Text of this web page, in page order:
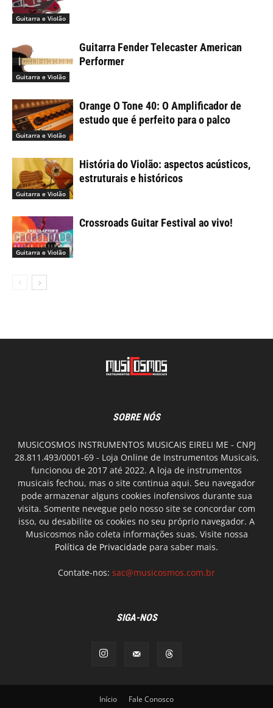
Guitarra e Violão
Guitarra e Violão
Guitarra Fender Telecaster American
Performer
Guitarra e Violão
Orange O Tone 40: O Amplificador de
estudo que é perfeito para o palco
Guitarra e Violão
História do Violão: aspectos acústicos,
estruturais e históricos
Guitarra e Violão
Crossroads Guitar Festival ao vivo!
SOBRE NÓS
MUSICOSMOS INSTRUMENTOS MUSICAIS EIRELI ME - CNPJ
28.811.493/0001-69 - Loja Online de Instrumentos Musicais,
funcionou de 2017 até 2022. A loja de instrumentos
musicais fechou, mas o site continua aqui. Seu navegador
pode armazenar alguns cookies inofensivos durante sua
visita. Somente nevegue pelo nosso site se concordar com
isso, ou desabilite os cookies no seu próprio navegador. A
Musicosmos não coleta informações suas. Visite nossa
Política de Privacidade para saber mais.
Contate-nos: sac@musicosmos.com.br
SIGA-NOS
Início Fale Conosco